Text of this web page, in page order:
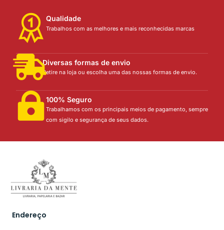
Qualidade
Trabalhos com as melhores e mais reconhecidas marcas
Diversas formas de envio
Retire na loja ou escolha uma das nossas formas de envio.
100% Seguro
Trabalhamos com os principais meios de pagamento, sempre
com sigilo e segurança de seus dados.
Endereço